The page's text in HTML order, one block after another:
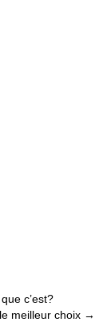
c’est?
meilleur choix →